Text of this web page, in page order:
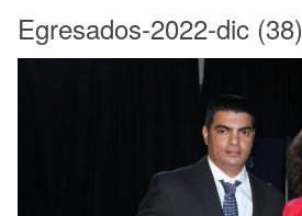
Egresados-2022-dic (38)